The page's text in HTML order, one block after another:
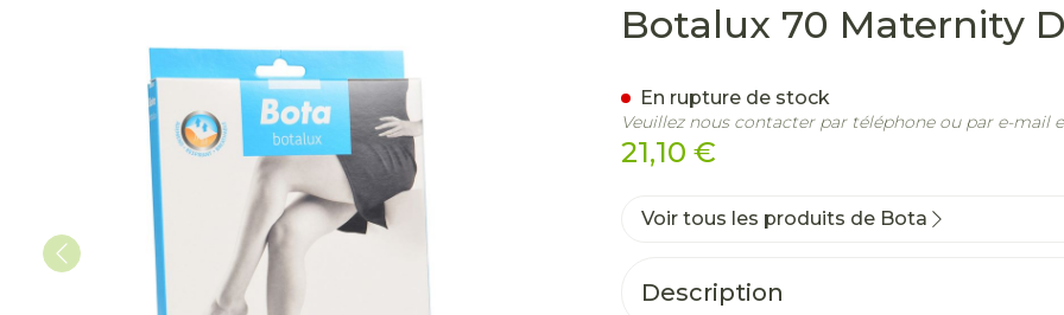
Botalux 70 Maternity
21,10 €
En rupture de stock
Veuillez nous contacter par téléphone ou par e-mail
Voir tous les produits de Bota
Description